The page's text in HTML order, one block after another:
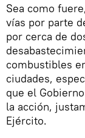
Sea como
vías por parte
por cerca de
combustibles
ciudades,
que el
la acción,
Ejército.